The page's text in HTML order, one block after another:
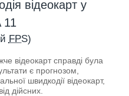
відеокарт у
11
FPS)
відеокарт справді була
є прогнозом,
швидкодії відеокарт,
дійсних.